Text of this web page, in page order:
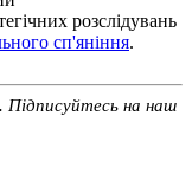
розслідувань
сп'яніння.
Підписуйтесь на наш